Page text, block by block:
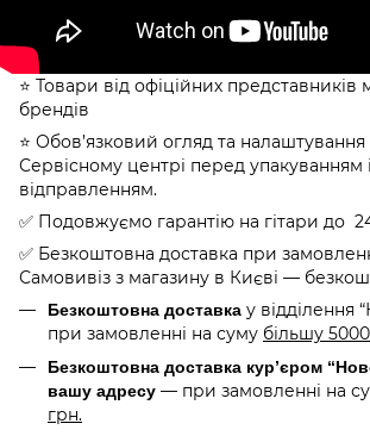
⭐️ Товари від офіційних представників
брендів
⭐️ Обов’язковий огляд та налаштування
Сервісному центрі перед упакуванням і
відправленням.
✅ Подовжуємо гарантію на гітари до
✅ Безкоштовна доставка при
Самовивіз з магазину в Києві —
Безкоштовна доставка у відділення
при замовленні на суму більшу
Безкоштовна доставка кур’єром
вашу адресу — при замовленні на
грн.